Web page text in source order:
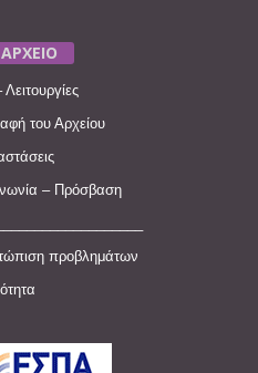
του Αρχείου
– Πρόσβαση
προβλημάτων